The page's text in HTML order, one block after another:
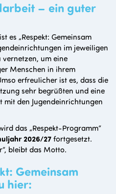
– ein guter
es „Respekt: Gemeinsam
im jeweiligen
um eine
Menschen in ihrem
erfreulicher ist es, dass die
sehr begrüßten und eine
den Jugendeinrichtungen
das „Respekt-Programm“
2026/27fortgesetzt.
bleibt das Motto.
Gemeinsam
hier: